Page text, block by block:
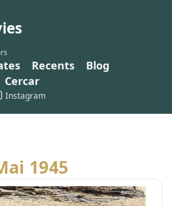
Recents
Blog
Cercar
Instagram
1945